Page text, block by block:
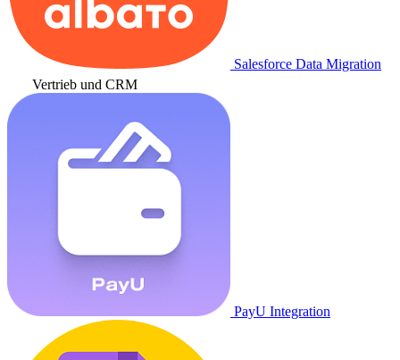
Salesforce Data Migration
Vertrieb und CRM
PayU Integration